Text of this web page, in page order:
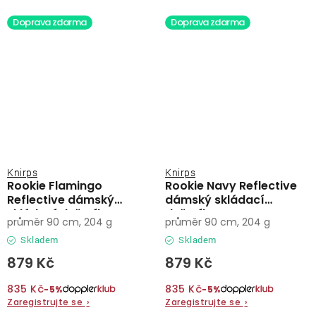
Doprava zdarma
Rookie Flamingo
Reflective dámský
skládací deštník
Knirps
Skladem
879 Kč
835 Kč−5%
Zaregistrujte se ›
průměr 90 cm, 204 g
Doprava zdarma
Rookie Navy Reflective
dámský skládací
deštník
Knirps
Skladem
879 Kč
835 Kč−5%
Zaregistrujte se ›
průměr 90 cm, 204 g